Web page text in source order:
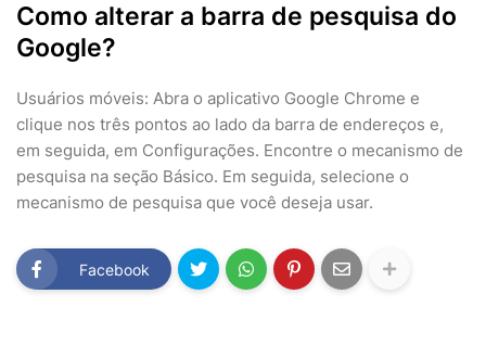
Como alterar a barra de pesquisa do
Google?
Usuários móveis: Abra o aplicativo Google Chrome e
clique nos três pontos ao lado da barra de endereços e,
em seguida, em Configurações. Encontre o mecanismo de
pesquisa na seção Básico. Em seguida, selecione o
mecanismo de pesquisa que você deseja usar.
Facebook